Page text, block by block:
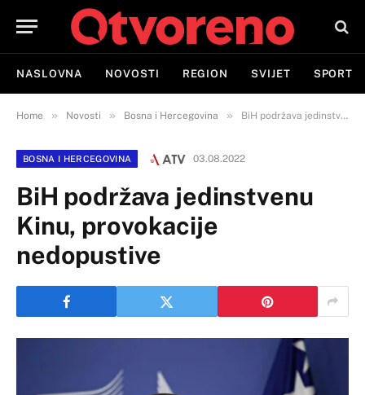
NASLOVNA NOVOSTI REGION SVIJET SPORT
Home » Novosti » Bosna i Hercegovina » BiH podržava jedinstvenu Kinu, provokacije nedopustive
BOSNA I HERCEGOVINA 03.08.2022
BiH podržava jedinstvenu
Kinu, provokacije
nedopustive